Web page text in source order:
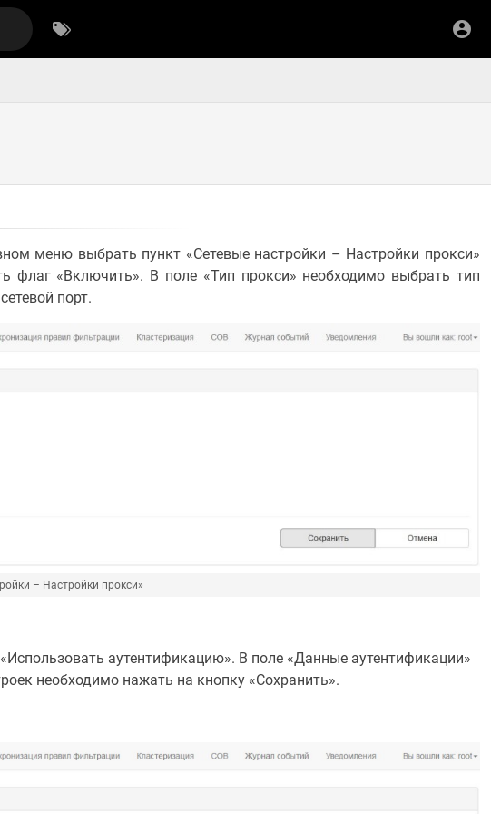
меню выбрать пункт «Сетевые настройки – Настройки прокси»
флаг «Включить». В поле «Тип прокси» необходимо выбрать тип
порт.
– Настройки прокси»
аутентификацию». В поле «Данные аутентификации»
необходимо нажать на кнопку «Сохранить».